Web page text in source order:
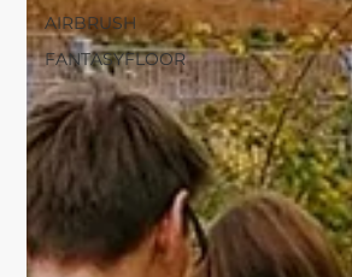
AIRBRUSH
FANTASYFLOOR